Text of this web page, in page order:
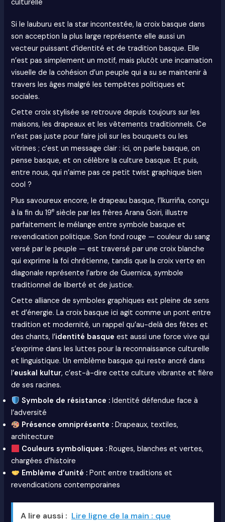
culturelle
Si le lauburu est la star incontestée, la croix basque dans
son acception la plus large représente elle aussi un
vecteur puissant d’identité et de tradition basque. Elle
n’est pas simplement un motif, mais plutôt une incarnation
visuelle de la cohésion d’un peuple qui a su se maintenir à
travers les âges malgré les tempêtes politiques et
sociales.
Cette croix stylisée se retrouve depuis toujours sur les
maisons, les drapeaux et les vêtements traditionnels. Ce
n’est pas juste pour faire joli sur les bouquets ou les
vitrines ; c’est un message clair : ici, on parle basque, on
pense basque, et on célèbre la culture basque. Et puis,
entre nous, qui n’aime pas ce petit twist graphique bien
cool ?
Plus savoureux encore, le drapeau basque, l’Ikurriña, conçu
à la fin du 19e siècle par les frères Arana Goiri, illustre
parfaitement le mélange entre symbole basque et
revendication politique. Son fond rouge — couleur du sang
versé par le peuple — est traversé par une croix blanche
qui exprime la foi chrétienne, tandis que la croix verte en
diagonale représente l’arbre de Guernica, symbole
traditionnel de liberté et de justice.
Cette alliance de symboles graphiques est pleine de sens
et d’énergie. La croix basque ici agit comme un pont entre
tradition et modernité, un rappel qu’au-delà des fêtes et
des chants, l’identité basque est aussi une force vive qui
s’exprime dans les luttes pour la reconnaissance culturelle
et linguistique. Un emblème basque qui reste ancré dans
l’euskal kultur, c’est-à-dire cette culture vibrante et fière
de ses racines.
Symbole de résistance : Identité défendue face à
l’adversité
Présence omniprésente : Drapeaux, textiles,
architecture
Couleurs symboliques : Rouges, blanches et vertes,
chargées d’histoire
Emblème d’unité : Pont entre traditions et
revendications contemporaines
A lire aussi : Lire ligne de la main : que